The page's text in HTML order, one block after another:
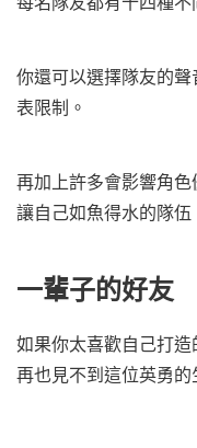
你還可以選擇隊友的
表限制。
再加上許多會影響角
讓自己如魚得水的隊伍
一輩子的好友
如果你太喜歡自己打
再也見不到這位英勇的